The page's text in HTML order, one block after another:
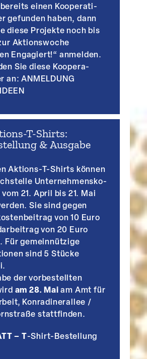
bereits einen Koope­ra­ti­
gefunden haben, dann
diese Projekte noch bis
Aktions­woche
Engagiert!“ anmelden.
Sie diese Koope­ra­
an:ANMELDUNG
T-Shirts:
& Ausgabe
Aktions-T-Shirts können
Unter­neh­mens­ko­
21. April bis 21. Mai
Sie sind gegen
von 10 Euro
von 20 Euro
Für gemein­nützige
sind 5 Stücke
der vorbe­stellten
am 28. Maiam Amt für
Konra­di­ne­r­allee /
stattfinden.
– T-Shirt-Bestellung